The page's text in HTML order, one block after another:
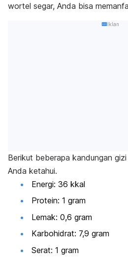
wortel segar, Anda bisa
Iklan
Berikut beberapa kandungan
Anda ketahui.
Energi: 36 kkal
Protein: 1 gram
Lemak: 0,6 gram
Karbohidrat: 7,9 gram
Serat: 1 gram